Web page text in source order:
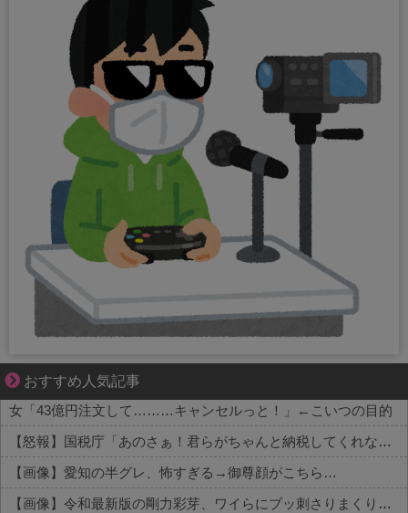
おすすめ人気記事
1420gの娘がくれた“生きる力”。
女「43億円注文して………キャンセルっと！」←こいつの目的
【怒報】国税庁「あのさぁ！君らがちゃんと納税してくれないとこうなっちゃうけどどうする？！」←これw w w w w w w w
【画像】愛知の半グレ、怖すぎる→御尊顔がこちら…
【画像】令和最新版の剛力彩芽、ワイらにブッ刺さりまくりと話題にw w w w w w w w w w w w w